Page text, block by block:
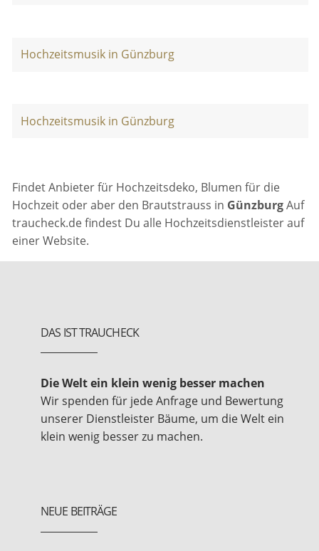
Hochzeitsmusik in Günzburg
Hochzeitsmusik in Günzburg
Findet Anbieter für Hochzeitsdeko, Blumen für die
Hochzeit oder aber den Brautstrauss in GünzburgAuf
traucheck.de findest Du alle Hochzeitsdienstleister auf
einer Website.
DAS IST TRAUCHECK
Die Welt ein klein wenig besser machen
Wir spenden für jede Anfrage und Bewertung
unserer Dienstleister Bäume, um die Welt ein
klein wenig besser zu machen.
NEUE BEITRÄGE